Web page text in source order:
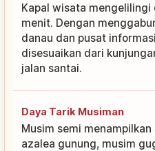
Kapal wisata
menit. Dengan
danau dan pusat
disesuaikan dari
jalan santai.
Daya Tarik Musiman
Musim semi
azalea gunung, musim